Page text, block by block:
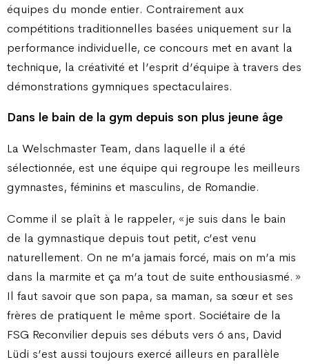
équipes du monde entier. Contrairement aux
compétitions traditionnelles basées uniquement sur la
performance individuelle, ce concours met en avant la
technique, la créativité et l’esprit d’équipe à travers des
démonstrations gymniques spectaculaires.
Dans le bain de la gym depuis son plus jeune âge
La Welschmaster Team, dans laquelle il a été
sélectionnée, est une équipe qui regroupe les meilleurs
gymnastes, féminins et masculins, de Romandie.
Comme il se plaît à le rappeler, « je suis dans le bain
de la gymnastique depuis tout petit, c’est venu
naturellement. On ne m’a jamais forcé, mais on m’a mis
dans la marmite et ça m’a tout de suite enthousiasmé. »
Il faut savoir que son papa, sa maman, sa sœur et ses
frères de pratiquent le même sport. Sociétaire de la
FSG Reconvilier depuis ses débuts vers 6 ans, David
Lüdi s’est aussi toujours exercé ailleurs en parallèle